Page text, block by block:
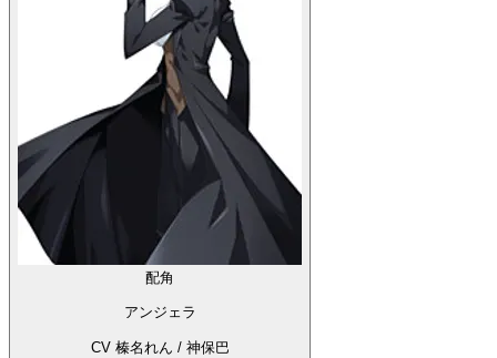
配角
アンジェラ
CV 榛名れん / 神保巴